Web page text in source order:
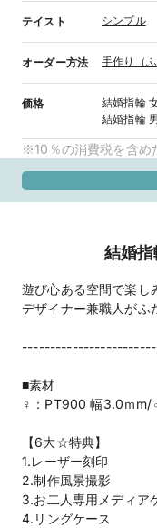
テイスト シンプル
オーダー方法 手作り（
価格 結婚指輪
結婚指輪
※10％の消費税を含め
結婚
遊び心ある空間で楽し
デザイナー兼職人がふ
■素材
♀：PT900 幅3.0ｍ
【6大☆特典】
1.レーザー刻印
2.制作風景撮影
3.お二人専用メディア
4.リングケース